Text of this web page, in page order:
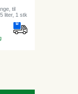
til
liter, 1 stk